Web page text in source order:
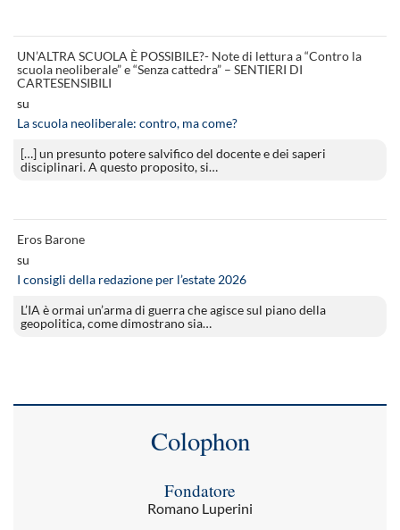
UN’ALTRA SCUOLA È POSSIBILE?- Note di lettura a “Contro la
scuola neoliberale” e “Senza cattedra” – SENTIERI DI
CARTESENSIBILI
su
La scuola neoliberale: contro, ma come?
[…] un presunto potere salvifico del docente e dei saperi
disciplinari. A questo proposito, si…
Eros Barone
su
I consigli della redazione per l’estate 2026
L’IA è ormai un’arma di guerra che agisce sul piano della
geopolitica, come dimostrano sia…
Colophon
Fondatore
Romano Luperini